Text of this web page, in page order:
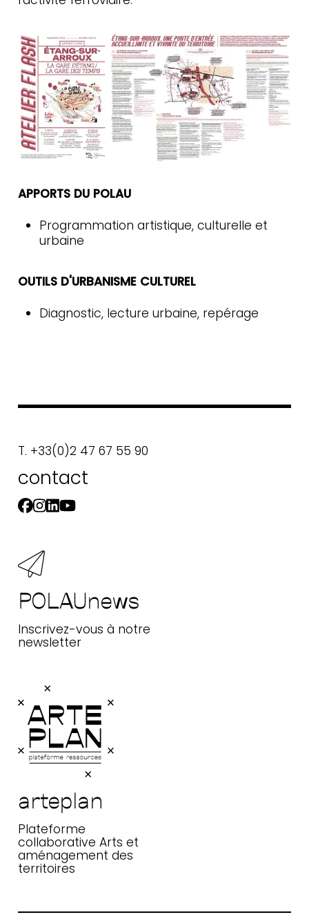
APPORTS DU POLAU
Programmation artistique, culturelle et
urbaine
OUTILS D'URBANISME CULTUREL
Diagnostic, lecture urbaine, repérage
T. +33(0)2 47 67 55 90
contact
POLAUnews
Inscrivez-vous à notre
newsletter
arteplan
Plateforme
collaborative Arts et
aménagement des
territoires